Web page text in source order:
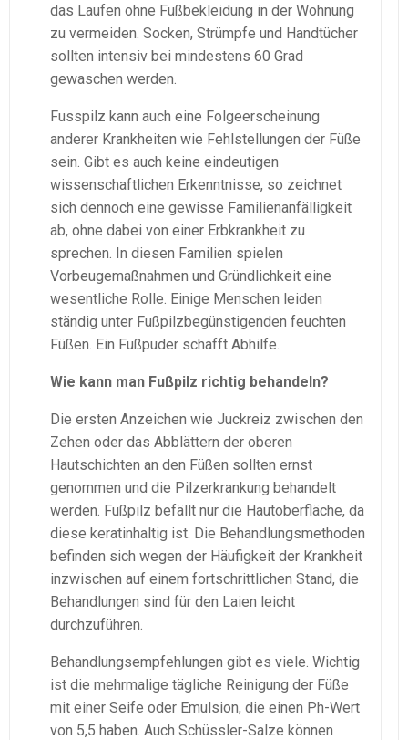
das Laufen ohne Fußbekleidung in der Wohnung
zu vermeiden. Socken, Strümpfe und Handtücher
sollten intensiv bei mindestens 60 Grad
gewaschen werden.
Fusspilz kann auch eine Folgeerscheinung
anderer Krankheiten wie Fehlstellungen der Füße
sein. Gibt es auch keine eindeutigen
wissenschaftlichen Erkenntnisse, so zeichnet
sich dennoch eine gewisse Familienanfälligkeit
ab, ohne dabei von einer Erbkrankheit zu
sprechen. In diesen Familien spielen
Vorbeugemaßnahmen und Gründlichkeit eine
wesentliche Rolle. Einige Menschen leiden
ständig unter Fußpilzbegünstigenden feuchten
Füßen. Ein Fußpuder schafft Abhilfe.
Wie kann man Fußpilz richtig behandeln?
Die ersten Anzeichen wie Juckreiz zwischen den
Zehen oder das Abblättern der oberen
Hautschichten an den Füßen sollten ernst
genommen und die Pilzerkrankung behandelt
werden. Fußpilz befällt nur die Hautoberfläche, da
diese keratinhaltig ist. Die Behandlungsmethoden
befinden sich wegen der Häufigkeit der Krankheit
inzwischen auf einem fortschrittlichen Stand, die
Behandlungen sind für den Laien leicht
durchzuführen.
Behandlungsempfehlungen gibt es viele. Wichtig
ist die mehrmalige tägliche Reinigung der Füße
mit einer Seife oder Emulsion, die einen Ph-Wert
von 5,5 haben. Auch Schüssler-Salze können